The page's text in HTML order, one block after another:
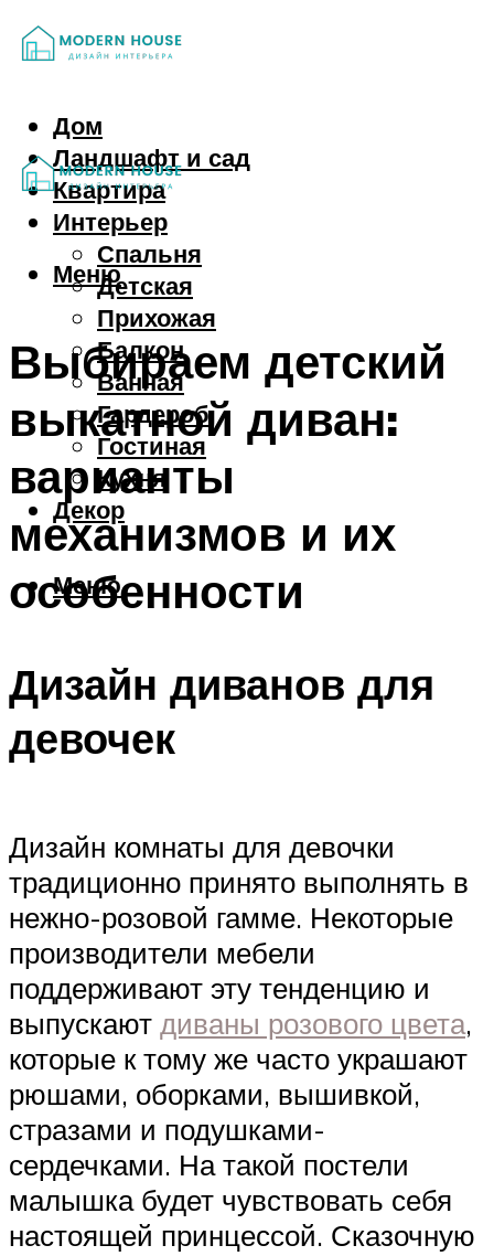
Дом
Ландшафт и сад
Квартира
Интерьер
Спальня
Детская
Прихожая
Балкон
Ванная
Гардероб
Гостиная
Кухня
Декор
Меню
Меню
Выбираем детский
выкатной диван:
варианты
механизмов и их
особенности
Дизайн диванов для
девочек
Дизайн комнаты для девочки
традиционно принято выполнять в
нежно-розовой гамме. Некоторые
производители мебели
поддерживают эту тенденцию и
выпускают диваны розового цвета,
которые к тому же часто украшают
рюшами, оборками, вышивкой,
стразами и подушками-
сердечками. На такой постели
малышка будет чувствовать себя
настоящей принцессой. Сказочную